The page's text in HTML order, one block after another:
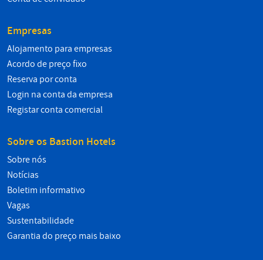
Empresas
Alojamento para empresas
Acordo de preço fixo
Reserva por conta
Login na conta da empresa
Registar conta comercial
Sobre os Bastion Hotels
Sobre nós
Notícias
Boletim informativo
Vagas
Sustentabilidade
Garantia do preço mais baixo